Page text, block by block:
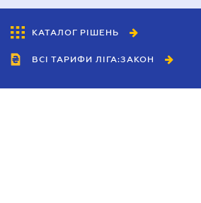
КАТАЛОГ РІШЕНЬ
ВСІ ТАРИФИ ЛІГА:ЗАКОН